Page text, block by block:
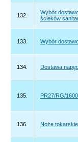
132.
Wybór
ścieków
133. Wybór
134. Dostawa
135. PR27/RG/
136. Noże